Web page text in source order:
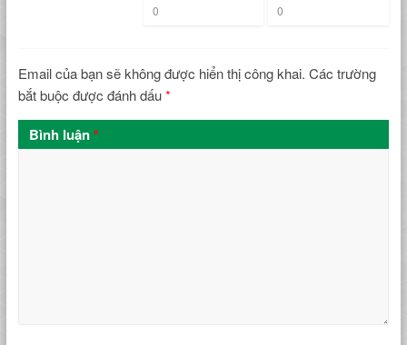
0
0
Email của bạn sẽ không được hiển thị công khai. Các trường
bắt buộc được đánh dấu*
Bình luận*